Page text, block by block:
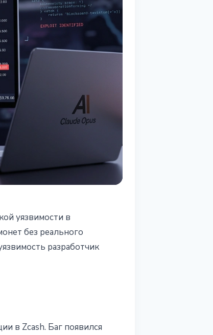
уязвимости в
без реального
разработчик
в Zcash. Баг появился